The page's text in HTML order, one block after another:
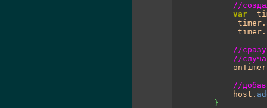
//
var
			_timer.
			_timer.
//сразу
//
			onTimer
//
			host.
}